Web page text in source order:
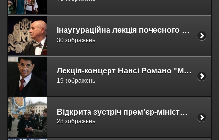
Інаугураційна лекція почесного професора НаУКМА Яна Маліцького «Про Свободу (про поняття , його історичне життя та сучасне розуміння)»
30 зображень
Лекція-концерт Нансі Романо "Музична творчість в Італії епохи Відродження"
19 зображень
Відкрита зустріч прем’єр-міністра Норвегії пані Ерни Солберг зі студентами та викладачами Могилянки.
28 зображень